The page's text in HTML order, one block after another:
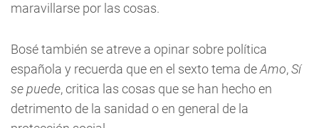
maravillarse por las cosas.
Bosé también se atreve a opinar sobre política
española y recuerda que en el sexto tema deAmo,Sí
se puede, critica las cosas que se han hecho en
detrimento de la sanidad o en general de la